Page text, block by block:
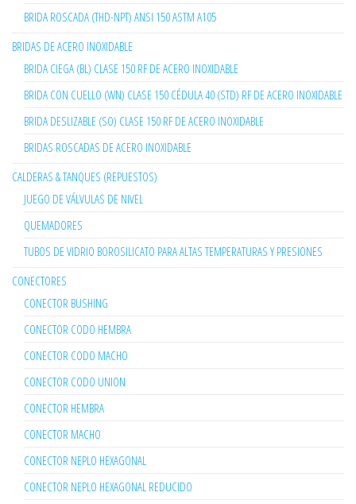
BRIDA ROSCADA (THD-NPT) ANSI 150 ASTM A105
BRIDAS DE ACERO INOXIDABLE
BRIDA CIEGA (BL) CLASE 150 RF DE ACERO INOXIDABLE
BRIDA CON CUELLO (WN) CLASE 150 CÉDULA 40 (STD) RF DE ACERO INOXIDABLE
BRIDA DESLIZABLE (SO) CLASE 150 RF DE ACERO INOXIDABLE
BRIDAS ROSCADAS DE ACERO INOXIDABLE
CALDERAS & TANQUES (REPUESTOS)
JUEGO DE VÁLVULAS DE NIVEL
QUEMADORES
TUBOS DE VIDRIO BOROSILICATO PARA ALTAS TEMPERATURAS Y PRESIONES
CONECTORES
CONECTOR BUSHING
CONECTOR CODO HEMBRA
CONECTOR CODO MACHO
CONECTOR CODO UNION
CONECTOR HEMBRA
CONECTOR MACHO
CONECTOR NEPLO HEXAGONAL
CONECTOR NEPLO HEXAGONAL REDUCIDO